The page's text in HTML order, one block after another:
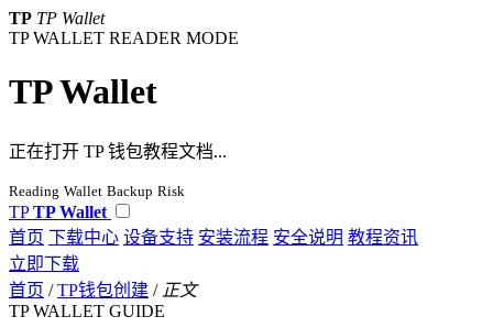
TP TP Wallet
TP WALLET READER MODE
TP Wallet
正在打开 TP 钱包教程文档...
Reading Wallet Backup Risk
TP TP Wallet
首页 下载中心 设备支持 安装流程 安全说明 教程资讯
立即下载
首页 / TP钱包创建 / 正文
TP WALLET GUIDE